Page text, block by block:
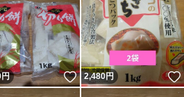
！
円 いいね！
2,480円